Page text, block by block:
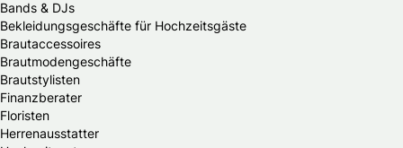
Bands & DJs
Bekleidungsgeschäfte für Hochzeitsgäste
Brautaccessoires
Brautmodengeschäfte
Brautstylisten
Finanzberater
Floristen
Herrenausstatter